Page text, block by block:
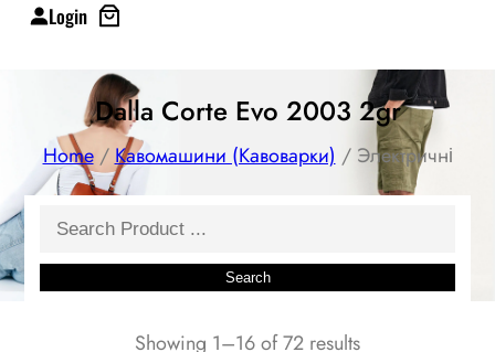
Login
Dalla Corte Evo 2003 2gr
Home/Кавомашини (Кавоварки)/ Электричні
Search
Search
Showing 1–16 of 72 results